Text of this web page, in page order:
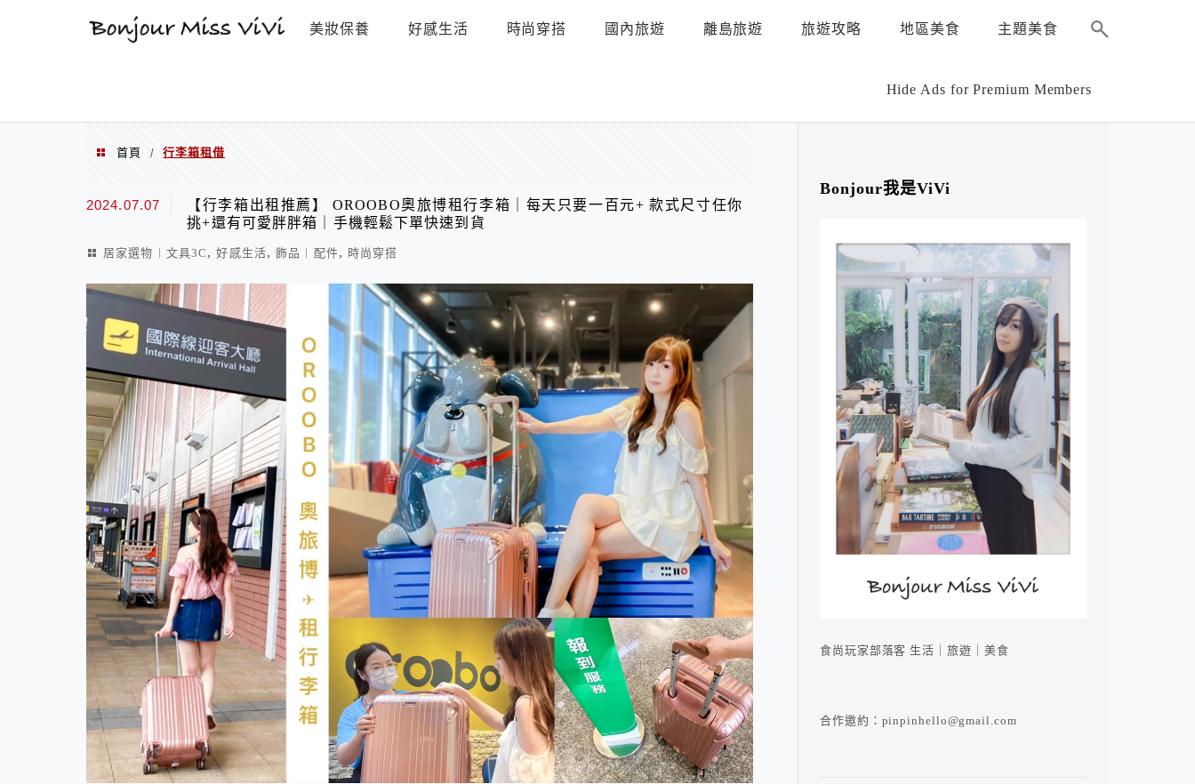
美妝保養 好感生活 時尚穿搭 國內旅遊 離島旅遊 旅遊攻略 地區美食 主題美食
Hide Ads for Premium Members
首頁 / 行李箱租借
行李箱租借
2024.07.07
【行李箱出租推薦】 OROOBO奧旅博租行李箱｜每天只要一百元+ 款式尺寸任你
挑+還有可愛胖胖箱｜手機輕鬆下單快速到貨
居家選物︱文具3C ,好感生活,飾品︱配件, 時尚穿搭
Bonjour我是ViVi
食尚玩家部落客 生活｜旅遊｜美食
合作邀約：pinpinhello@gmail.com